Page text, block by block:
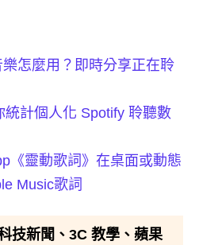
怎麼用？即時分享正在聆
統計個人化 Spotify 聆聽數
《靈動歌詞》在桌面或動態
Music歌詞
技新聞、3C 教學、蘋果